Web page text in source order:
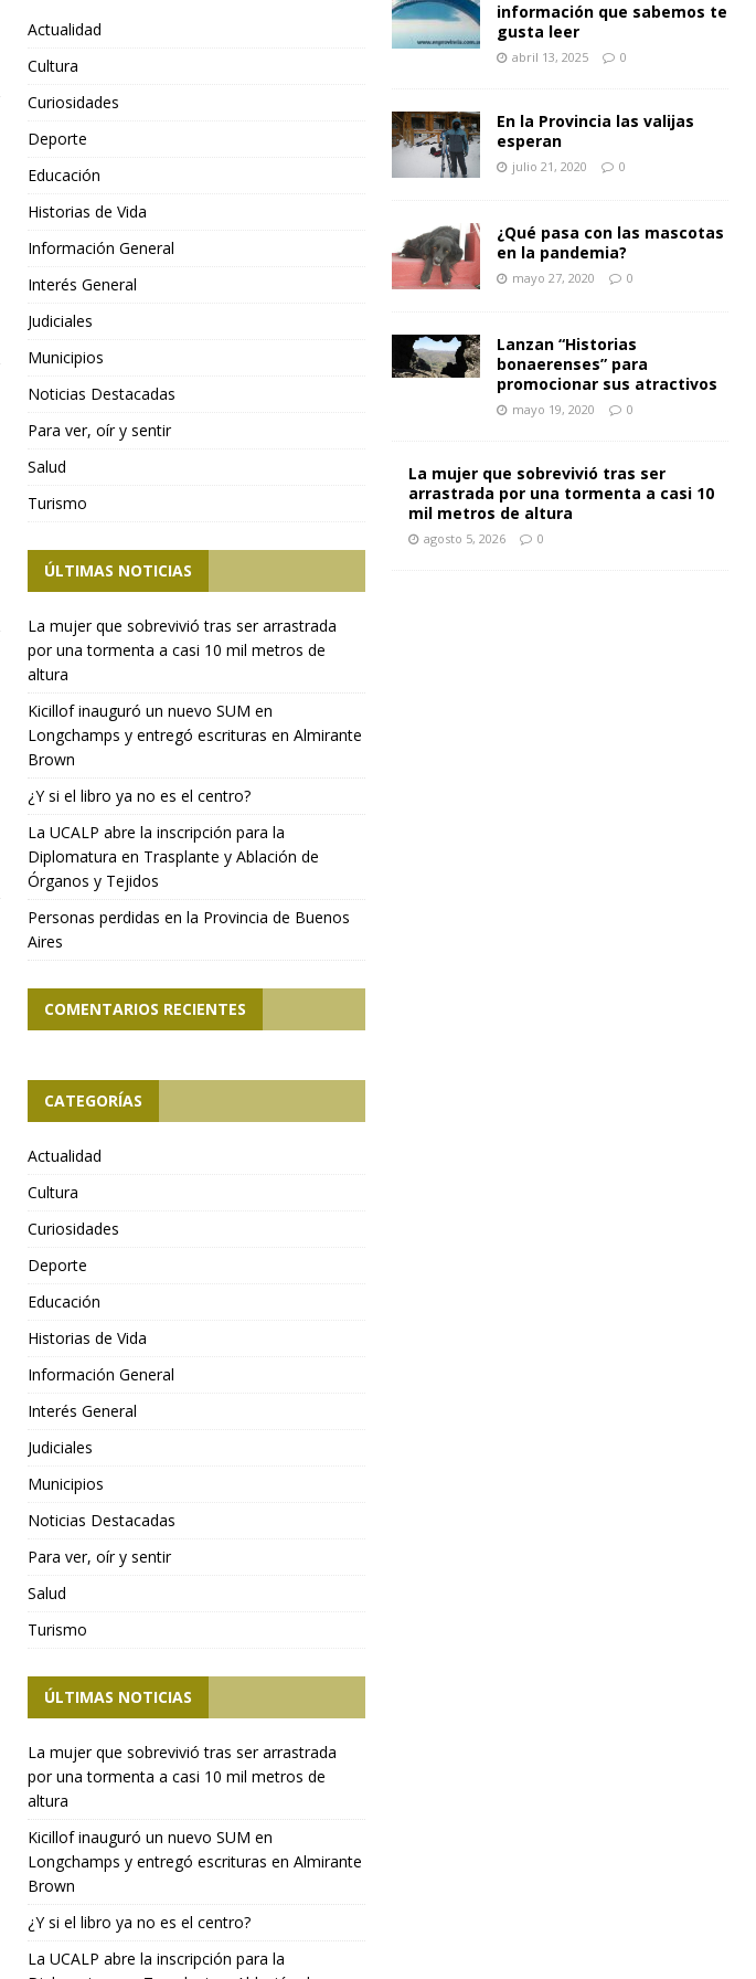
Actualidad
Cultura
Curiosidades
Deporte
Educación
Historias de Vida
Información General
Interés General
Judiciales
Municipios
Noticias Destacadas
Para ver, oír y sentir
Salud
Turismo
ÚLTIMAS NOTICIAS
La mujer que sobrevivió tras ser arrastrada
por una tormenta a casi 10 mil metros de
altura
Kicillof inauguró un nuevo SUM en
Longchamps y entregó escrituras en Almirante
Brown
¿Y si el libro ya no es el centro?
La UCALP abre la inscripción para la
Diplomatura en Trasplante y Ablación de
Órganos y Tejidos
Personas perdidas en la Provincia de Buenos
Aires
COMENTARIOS RECIENTES
CATEGORÍAS
Actualidad
Cultura
Curiosidades
Deporte
Educación
Historias de Vida
Información General
Interés General
Judiciales
Municipios
Noticias Destacadas
Para ver, oír y sentir
Salud
Turismo
ÚLTIMAS NOTICIAS
La mujer que sobrevivió tras ser arrastrada
por una tormenta a casi 10 mil metros de
altura
Kicillof inauguró un nuevo SUM en
Longchamps y entregó escrituras en Almirante
Brown
¿Y si el libro ya no es el centro?
La UCALP abre la inscripción para la
información que sabemos te
gusta leer
abril 13, 2025 0
En la Provincia las valijas
esperan
julio 21, 2020 0
¿Qué pasa con las mascotas
en la pandemia?
mayo 27, 2020 0
Lanzan “Historias
bonaerenses” para
promocionar sus atractivos
mayo 19, 2020 0
La mujer que sobrevivió tras ser
arrastrada por una tormenta a casi 10
mil metros de altura
agosto 5, 2026 0